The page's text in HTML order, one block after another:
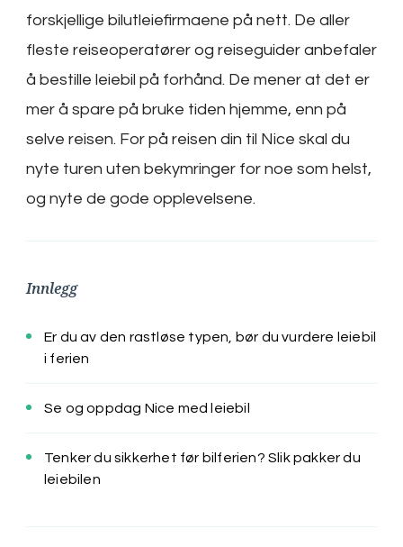
forskjellige bilutleiefirmaene på nett. De aller
fleste reiseoperatører og reiseguider anbefaler
å bestille leiebil på forhånd. De mener at det er
mer å spare på bruke tiden hjemme, enn på
selve reisen. For på reisen din til Nice skal du
nyte turen uten bekymringer for noe som helst,
og nyte de gode opplevelsene.
Innlegg
Er du av den rastløse typen, bør du vurdere leiebil
i ferien
Se og oppdag Nice med leiebil
Tenker du sikkerhet før bilferien? Slik pakker du
leiebilen